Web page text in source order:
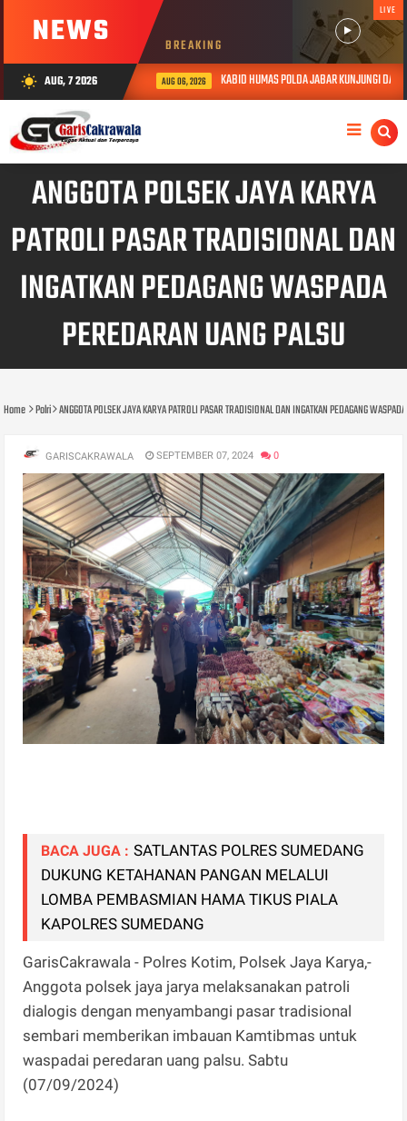
NEWS BREAKING
LIVE
wb_sunny AUG, 7 2026 AUG 06, 2026 KABID HUMAS POLDA JABAR KUNJUNGI DAN
ANGGOTA POLSEK JAYA KARYA
PATROLI PASAR TRADISIONAL DAN
INGATKAN PEDAGANG WASPADA
PEREDARAN UANG PALSU
Home Polri ANGGOTA POLSEK JAYA KARYA PATROLI PASAR TRADISIONAL DAN INGATKAN PEDAGANG
GARISCAKRAWALA SEPTEMBER 07, 2024 0
BACA JUGA : SATLANTAS POLRES SUMEDANG
DUKUNG KETAHANAN PANGAN MELALUI
LOMBA PEMBASMIAN HAMA TIKUS PIALA
KAPOLRES SUMEDANG
GarisCakrawala - Polres Kotim, Polsek Jaya Karya,-
Anggota polsek jaya jarya melaksanakan patroli
dialogis dengan menyambangi pasar tradisional
sembari memberikan imbauan Kamtibmas untuk
waspadai peredaran uang palsu. Sabtu
(07/09/2024)